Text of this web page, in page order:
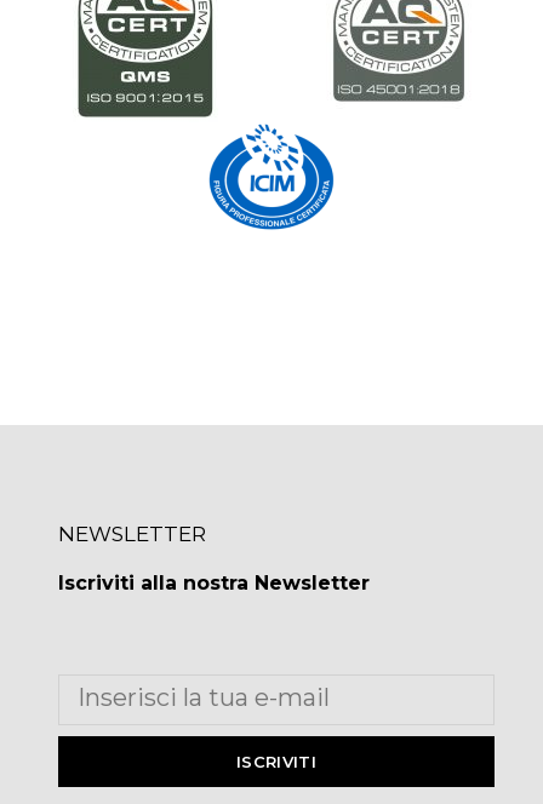
NEWSLETTER
Iscriviti alla nostra Newsletter